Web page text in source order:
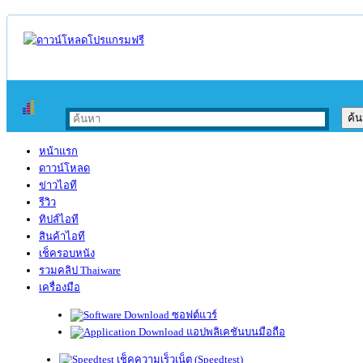
หน้าแรก
ดาวน์โหลด
ข่าวไอที
รีวิว
ทิปส์ไอที
สินค้าไอที
เช็ครอบหนัง
รวมคลิป Thaiware
เครื่องมือ
ซอฟต์แวร์
แอปพลิเคชันบนมือถือ
เช็คความเร็วเน็ต (Speedtest)